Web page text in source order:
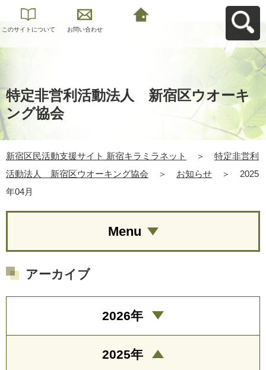
このサイトについて お問い合わせ
特定非営利活動法人 新宿区ウオーキ
ング協会
新宿区民活動支援サイト 新宿キラミラネット ＞
特定非営利
活動法人 新宿区ウオーキング協会
＞ お知らせ ＞
2025
年04月
Menu
アーカイブ
2026年
2025年